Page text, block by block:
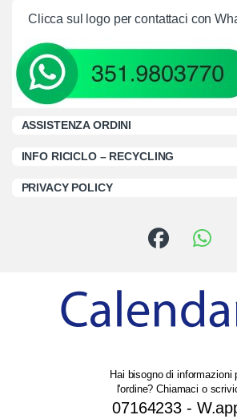
Clicca sul logo per contattaci con
ASSISTENZA ORDINI
INFO RICICLO – RECYCLING
PRIVACY POLICY
Hai bisogno di informazioni
l'ordine? Chiamaci o
07164233 -